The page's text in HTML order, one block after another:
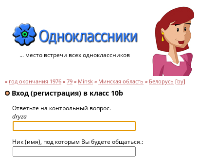
... место встречи всех одноклассников
» год окончания 1976 » 79 » Minsk » Минская область » Белорусь [by]
Вход (регистрация) в класс 10b
Ответьте на контрольный вопрос.
dryza
Ник (имя), под которым Вы будете общаться.: